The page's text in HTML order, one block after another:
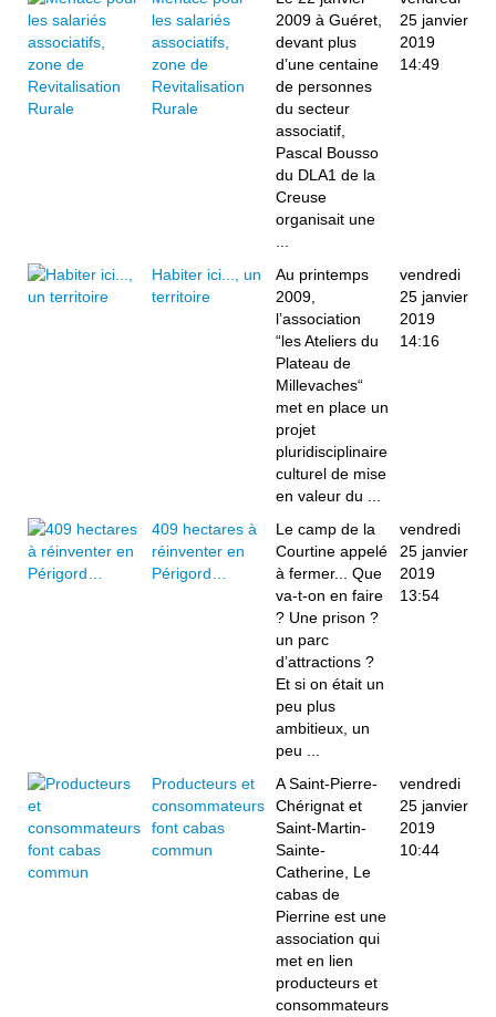
les salariés
associatifs,
zone de
Revitalisation
Rurale
2009 à Guéret,
devant plus
d’une centaine
de personnes
du secteur
associatif,
Pascal Bousso
du DLA1 de la
Creuse
organisait une
25 janvier
2019
14:49
Habiter ici..., un
territoire
Au printemps
2009,
l’association
“les Ateliers du
Plateau de
Millevaches“
met en place un
projet
pluridisciplinaire
culturel de mise
en valeur du ...
vendredi
25 janvier
2019
14:16
409 hectares à
réinventer en
Périgord…
Le camp de la
Courtine appelé
à fermer... Que
va-t-on en faire
? Une prison ?
un parc
d’attractions ?
Et si on était un
peu plus
ambitieux, un
peu ...
vendredi
25 janvier
2019
13:54
Producteurs et
consommateurs
font cabas
commun
A Saint-Pierre-
Chérignat et
Saint-Martin-
Sainte-
Catherine, Le
cabas de
Pierrine est une
association qui
met en lien
producteurs et
consommateurs
vendredi
25 janvier
2019
10:44